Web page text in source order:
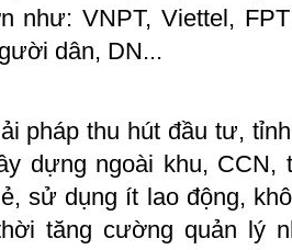
như: VNPT, Viettel,
dân, DN...
pháp thu hút đầu tư,
dựng ngoài khu, CCN,
sử dụng ít lao động,
tăng cường quản lý